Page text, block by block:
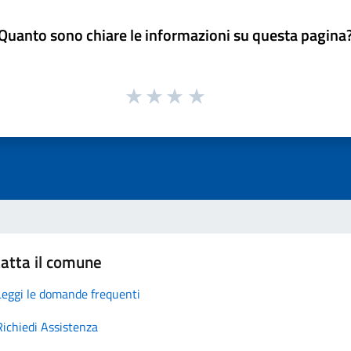
sono chiare le informazioni su questa
il comune
le domande frequenti
Assistenza